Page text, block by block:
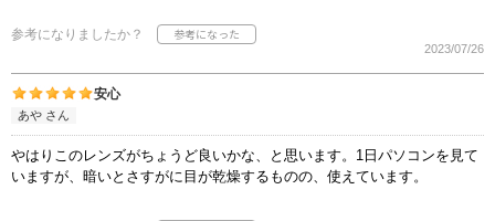
参考になりましたか？
2023/07/26
安心
あや さん
やはりこのレンズがちょうど良いかな、と思います。1日パソコンを見て
いますが、暗いとさすがに目が乾燥するものの、使えています。